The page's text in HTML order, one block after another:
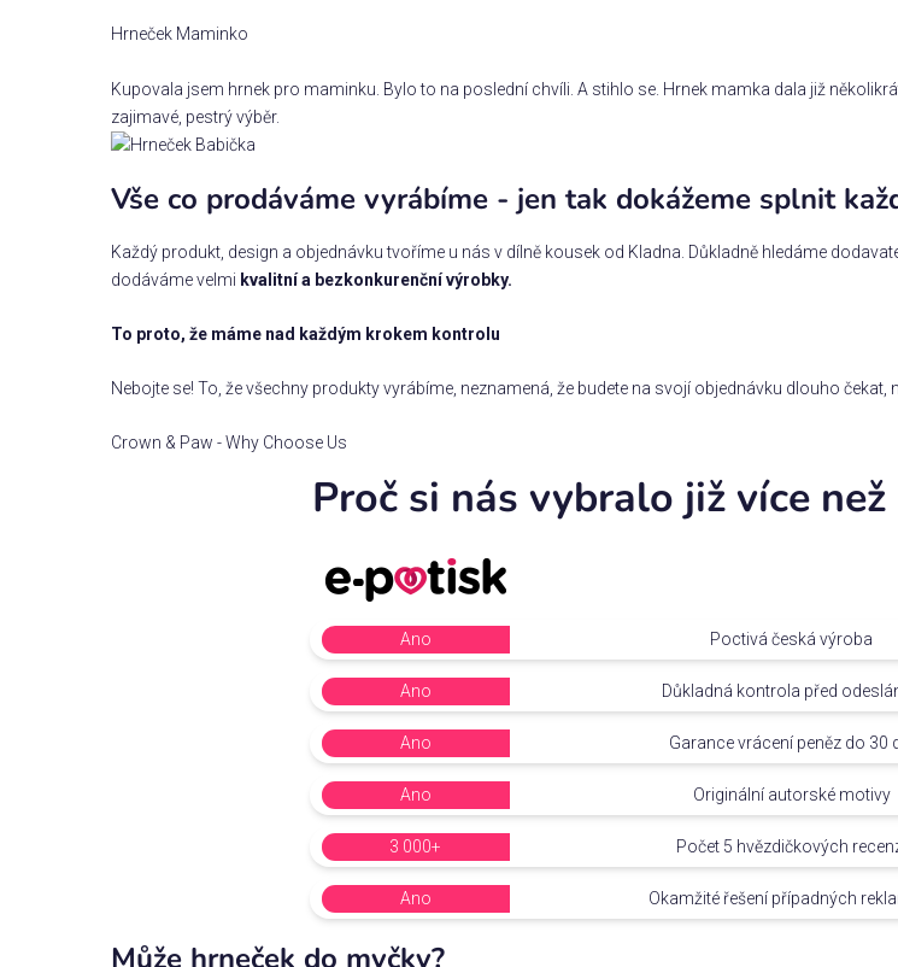
Hrneček Maminko
Kupovala jsem hrnek pro maminku. Bylo to na poslední chvíli. A stihlo se. Hrnek mamka dala již
zajimavé, pestrý výběr.
Vše co prodáváme vyrábíme - jen tak dokážeme splnit
Každý produkt, design a objednávku tvoříme u nás v dílně kousek od Kladna. Důkladně hledáme
dodáváme velmi kvalitní a bezkonkurenční výrobky.
To proto, že máme nad každým krokem kontrolu
Nebojte se! To, že všechny produkty vyrábíme, neznamená, že budete na svojí objednávku dlouho
Crown & Paw - Why Choose Us
Proč si nás vybralo již více
Ano Poctivá česká výroba
Ano Důkladná kontrola před
Ano Garance vrácení peněz do 30
Ano Originální autorské motivy
3 000+ Počet 5 hvězdičkových
Ano Okamžité řešení případných
Může hrneček do myčky?